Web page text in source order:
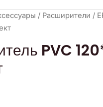
/ Расширители /
PVC